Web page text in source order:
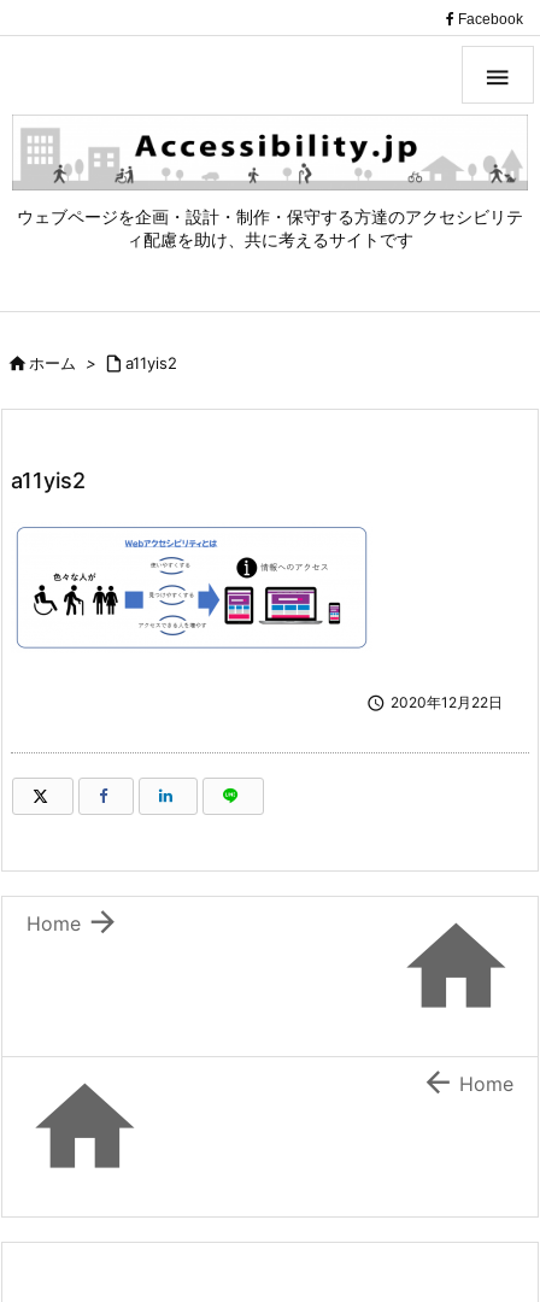
Facebook
ウェブページを企画・設計・制作・保守する方達のアクセシビリテ
ィ配慮を助け、共に考えるサイトです

ホーム >  a11yis2
a11yis2
 2020年12月22日
（新しいウィンドウで開きます）
（新しいウィンドウで開きます）
（新しいウィンドウで開きます）
（新しいウィンドウで開きます）


Home
  Home